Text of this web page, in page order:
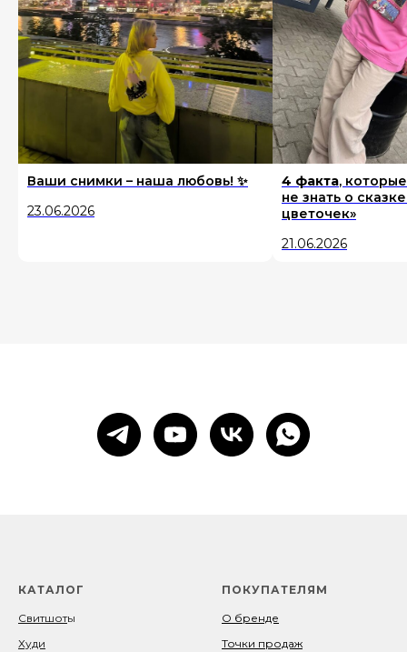
Ваши снимки – наша любовь! ✨
23.06.2026
4 факта,
не знать о
цветочек»
21.06.2026
КАТАЛОГ
Свитшоты
Худи
ПОКУПАТЕЛЯМ
О бренде
Точки продаж